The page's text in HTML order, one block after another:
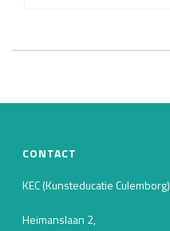
CONTACT
KEC (Kunsteducatie Culemborg)
Heimanslaan 2,